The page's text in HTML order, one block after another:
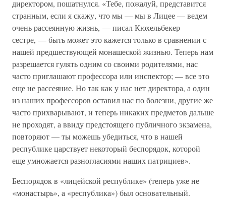
директором, пошатнулся. «Тебе, пожалуй, представится
странным, если я скажу, что мы — мы в Лицее — ведем
очень рассеянную жизнь, — писал Кюхельбекер
сестре, — быть может это кажется только в сравнении с
нашей предшествующей монашеской жизнью. Теперь нам
разрешается гулять одним со своими родителями, нас
часто приглашают профессора или инспектор; — все это
еще не рассеяние. Но так как у нас нет директора, а один
из наших профессоров оставил нас по болезни, другие же
часто прихварывают, и теперь никаких предметов дальше
не проходят, а ввиду предстоящего публичного экзамена,
повторяют — ты можешь убедиться, что в нашей
республике царствует некоторый беспорядок, которой
еще умножается разногласиями наших патрициев».
Беспорядок в «лицейской республике» (теперь уже не
«монастырь», а «республика») был основательный.